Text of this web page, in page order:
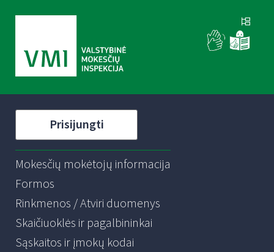
Prisijungti
Mokesčių mokėtojų informacija
Formos
Rinkmenos / Atviri duomenys
Skaičiuoklės ir pagalbininkai
Sąskaitos ir įmokų kodai